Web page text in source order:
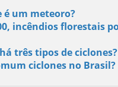
é um meteoro?
incêndios florestais
três tipos de
ciclones no Brasil?